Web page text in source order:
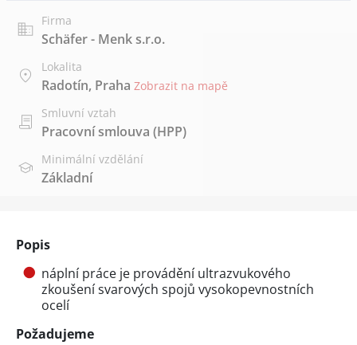
Firma
Schäfer - Menk s.r.o.
Lokalita
Radotín, Praha Zobrazit na mapě
Smluvní vztah
Pracovní smlouva (HPP)
Minimální vzdělání
Základní
Popis
náplní práce je provádění ultrazvukového
zkoušení svarových spojů vysokopevnostních
ocelí
Požadujeme